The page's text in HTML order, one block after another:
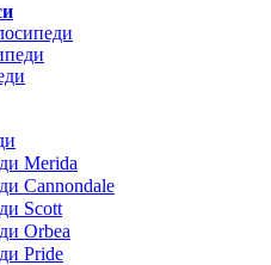
Merida
Cannondale
Scott
Orbea
Pride